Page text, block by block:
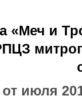
«Меч и
июля